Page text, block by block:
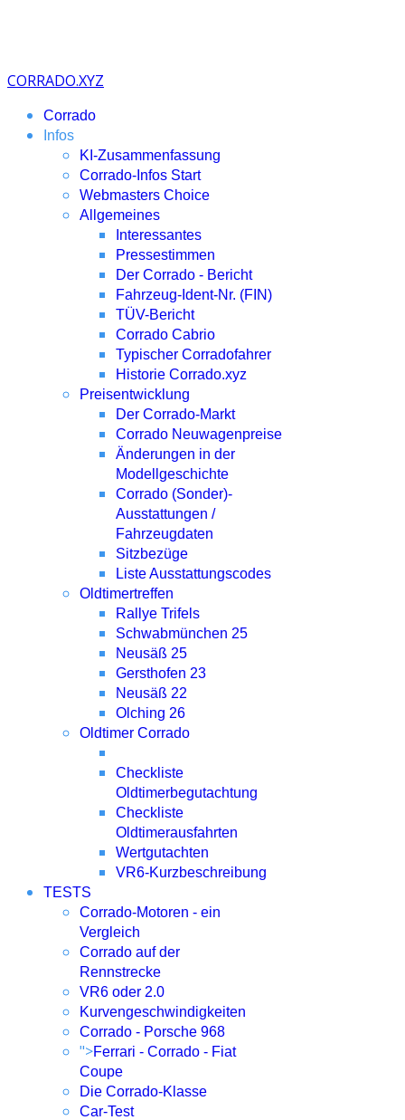
CORRADO.XYZ
Corrado
Infos
KI-Zusammenfassung
Corrado-Infos Start
Webmasters Choice
Allgemeines
Interessantes
Pressestimmen
Der Corrado - Bericht
Fahrzeug-Ident-Nr. (FIN)
TÜV-Bericht
Corrado Cabrio
Typischer Corradofahrer
Historie Corrado.xyz
Preisentwicklung
Der Corrado-Markt
Corrado Neuwagenpreise
Änderungen in der
Modellgeschichte
Corrado (Sonder)-
Ausstattungen /
Fahrzeugdaten
Sitzbezüge
Liste Ausstattungscodes
Oldtimertreffen
Rallye Trifels
Schwabmünchen 25
Neusäß 25
Gersthofen 23
Neusäß 22
Olching 26
Oldtimer Corrado
Checkliste
Oldtimerbegutachtung
Checkliste
Oldtimerausfahrten
Wertgutachten
VR6-Kurzbeschreibung
TESTS
Corrado-Motoren - ein
Vergleich
Corrado auf der
Rennstrecke
VR6 oder 2.0
Kurvengeschwindigkeiten
Corrado - Porsche 968
">Ferrari - Corrado - Fiat
Coupe
Die Corrado-Klasse
Car-Test